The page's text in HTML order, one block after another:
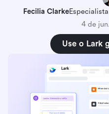
Fecilia Clarke
4 de
Use o Lark